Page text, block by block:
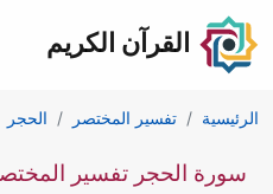
القرآن الكريم
الرئيسية تفسير المختصر الحجر
سورة الحجر تفسير المختصر